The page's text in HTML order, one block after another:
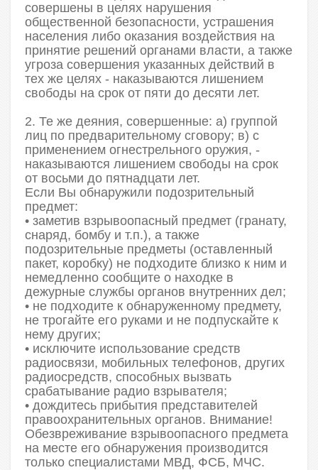
совершены в целях нарушения
общественной безопасности, устрашения
населения либо оказания воздействия на
принятие решений органами власти, а также
угроза совершения указанных действий в
тех же целях - наказываются лишением
свободы на срок от пяти до десяти лет.
2. Те же деяния, совершенные: а) группой
лиц по предварительному сговору; в) с
применением огнестрельного оружия, -
наказываются лишением свободы на срок
от восьми до пятнадцати лет.
Если Вы обнаружили подозрительный
предмет:
• заметив взрывоопасный предмет (гранату,
снаряд, бомбу и т.п.), а также
подозрительные предметы (оставленный
пакет, коробку) не подходите близко к ним и
немедленно сообщите о находке в
дежурные службы органов внутренних дел;
• не подходите к обнаруженному предмету,
не трогайте его руками и не подпускайте к
нему других;
• исключите использование средств
радиосвязи, мобильных телефонов, других
радиосредств, способных вызвать
срабатывание радио взрывателя;
• дождитесь прибытия представителей
правоохранительных органов. Внимание!
Обезвреживание взрывоопасного предмета
на месте его обнаружения производится
только специалистами МВД, ФСБ, МЧС.